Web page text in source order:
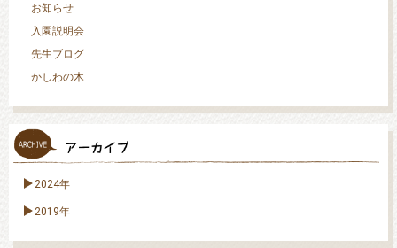
お知らせ
入園説明会
先生ブログ
かしわの木
2024年
2019年